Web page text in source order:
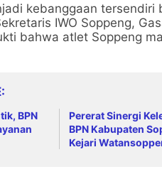
kebanggaan tersendiri
IWO Soppeng,
bahwa atlet Soppeng
BPN
Pererat Sinergi
BPN Kabupaten
Kejari